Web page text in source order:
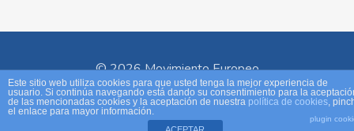
© 2026 Movimiento Europeo
Este sitio web utiliza cookies para que usted tenga la mejor experiencia de
usuario. Si continúa navegando está dando su consentimiento para la
de las mencionadas cookies y la aceptación de nuestra política de cookies,
el enlace para mayor información.
plugin